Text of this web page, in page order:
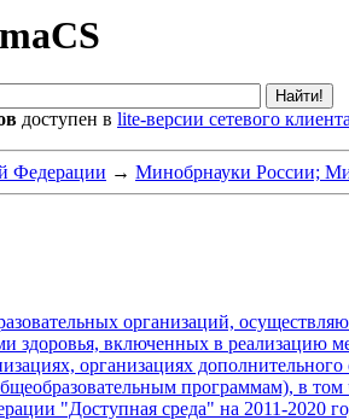
доступен в lite-версии сетевого
Федерации → Минобрнауки России;
организаций,
здоровья, включенных в реализацию
организациях
программам), в
"Доступная среда" на 2011-2020